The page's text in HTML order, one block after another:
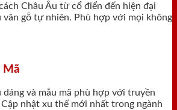
Châu Âu từ cổ điển đến hiện đại
vân gỗ tự nhiên. Phù hợp với mọi không
Mã
dáng và mẫu mã phù hợp với truyền
nhật xu thế mới nhất trong ngành